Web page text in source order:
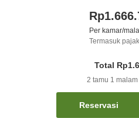
Per kamar/
Termasuk
Total
2 tamu 1 malam
Reservasi